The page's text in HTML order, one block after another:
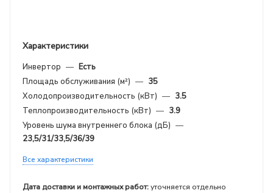
Характеристики
Инвертор — Есть
Площадь обслуживания (м²) — 35
Холодопроизводительность (кВт) — 3.5
Теплопроизводительность (кВт) — 3.9
Уровень шума внутреннего блока (дБ) —
23,5/31/33,5/36/39
Все характеристики
Дата доставки и монтажных работ:уточняется отдельно